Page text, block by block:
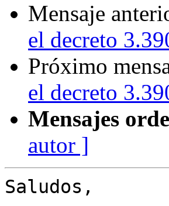
Mensaje
el decreto
Próximo
el decreto
Mensajes
autor ]
Saludos,